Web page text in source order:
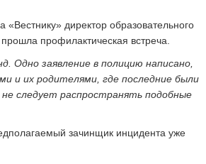
директор образовательного
профилактическая встреча.
заявление в полицию написано,
и их родителями, где последние были
следует распространять подобные
зачинщик инцидента уже